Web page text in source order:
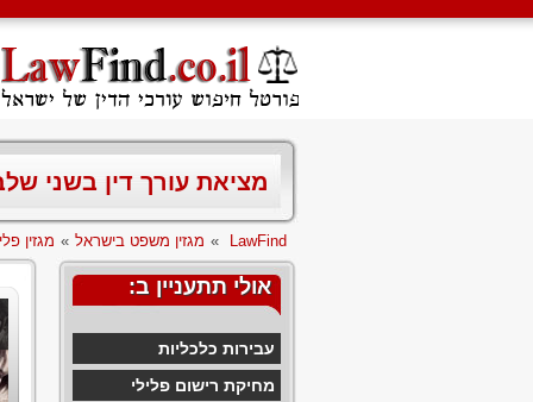
מציאת עורך דין בשני
LawFind
» מגזין משפט בישראל » מגזין
אולי תתעניין ב:
עבירות כלכליות
מחיקת רישום פלילי